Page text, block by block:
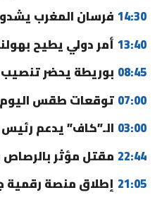
14:30 فرسان المغرب
13:40 أمر دولي يطيح
08:45 بوريطة يحضر
07:00 توقعات طقس اليوم
03:00 الـ”كاف” يدعم
22:44 مقتل مؤثر
21:05 إطلاق منصة رقمية